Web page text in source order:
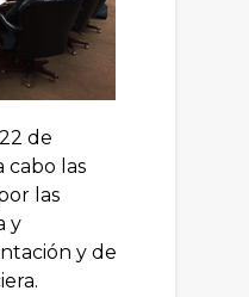
de
cabo las
las
y
y de